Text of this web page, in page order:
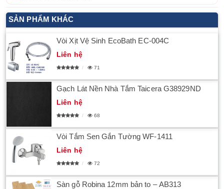
SẢN PHẨM KHÁC
Vòi Xịt Vệ Sinh EcoBath EC-004C
Liên hệ
71
Gạch Lát Nền Nhà Tắm Taicera G38929ND
Liên hệ
68
Vòi Tắm Sen Gắn Tường WF-1411
Liên hệ
72
Sàn gỗ Robina 12mm bản to – AB313